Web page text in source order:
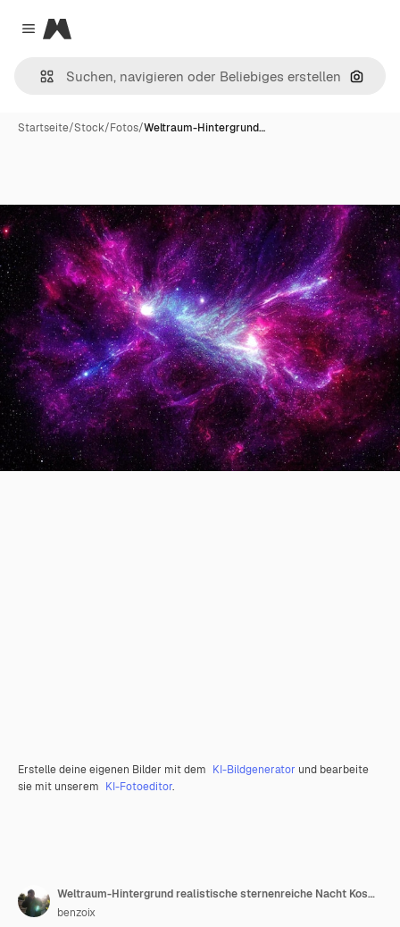
Close menu
Magnific
Nach
Startseite/Stock/Fotos/Weltraum-Hintergrund…
Erstelle deine eigenen Bilder mit dem KI-Bildgenerator und bearbeite
sie mit unserem KI-Fotoeditor.
Weltraum-Hintergrund realistische sternenreiche Nacht Kosmos und leuchtende Sterne Milchstraße und Stardust Farbgalaxie
benzoix